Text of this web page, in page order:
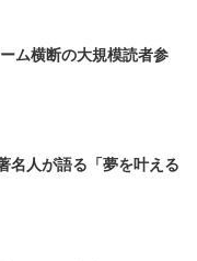
ム横断の大規模読者参
名人が語る「夢を叶える